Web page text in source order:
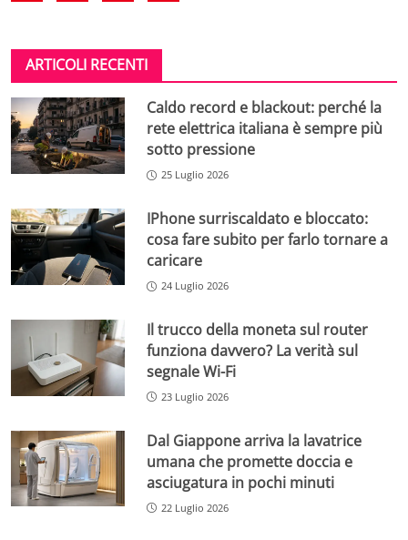
ARTICOLI RECENTI
Caldo record e blackout: perché la
rete elettrica italiana è sempre più
sotto pressione
25 Luglio 2026
IPhone surriscaldato e bloccato:
cosa fare subito per farlo tornare a
caricare
24 Luglio 2026
Il trucco della moneta sul router
funziona davvero? La verità sul
segnale Wi-Fi
23 Luglio 2026
Dal Giappone arriva la lavatrice
umana che promette doccia e
asciugatura in pochi minuti
22 Luglio 2026